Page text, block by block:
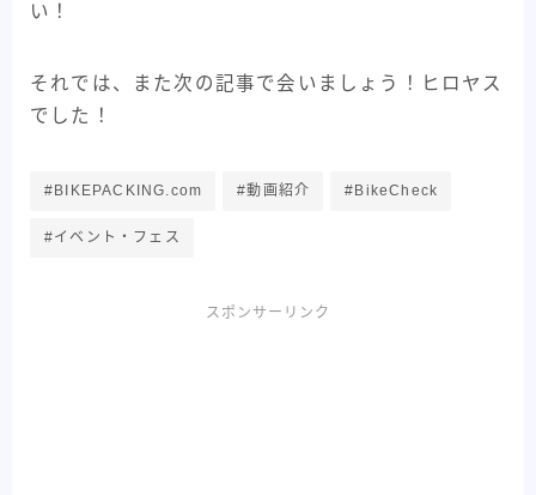
い！
それでは、また次の記事で会いましょう！ヒロヤス
でした！
#BIKEPACKING.com #動画紹介 #BikeCheck
#イベント・フェス
スポンサーリンク